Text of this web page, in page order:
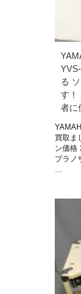
る
す！
者に
買取ま
ン価格
プラノ